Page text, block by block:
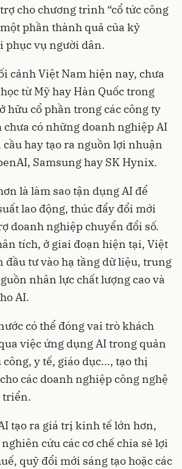
cho chương trình “cổ tức công
phần thành quả của kỷ
phục vụ người dân.
cảnh Việt Nam hiện nay, chưa
từ Mỹ hay Hàn Quốc trong
hữu cổ phần trong các công ty
chưa có những doanh nghiệp AI
cầu hay tạo ra nguồn lợi nhuận
Samsung hay SK Hynix.
là làm sao tận dụng AI để
lao động, thúc đẩy đổi mới
doanh nghiệp chuyển đổi số.
tích, ở giai đoạn hiện tại, Việt
đầu tư vào hạ tầng dữ liệu, trung
nhân lực chất lượng cao và
AI.
có thể đóng vai trò khách
việc ứng dụng AI trong quản
y tế, giáo dục..., tạo thị
các doanh nghiệp công nghệ
triển.
tạo ra giá trị kinh tế lớn hơn,
cứu các cơ chế chia sẻ lợi
quỹ đổi mới sáng tạo hoặc các